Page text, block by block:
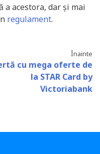
a acestora, dar și mai
regulament.
Înainte
cu mega oferte de
la STAR Card by
Victoriabank